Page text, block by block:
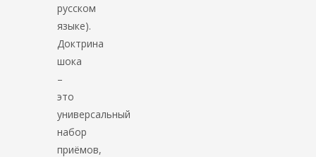
русском
языке).
Доктрина
шока
–
это
универсальный
набор
приёмов,